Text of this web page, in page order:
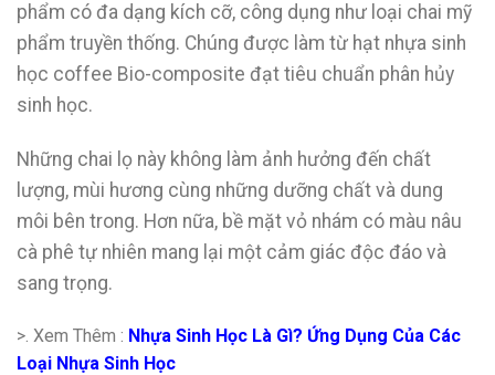
phẩm có đa dạng kích cỡ, công dụng như loại chai mỹ
phẩm truyền thống. Chúng được làm từ hạt nhựa sinh
học coffee Bio-composite đạt tiêu chuẩn phân hủy
sinh học.
Những chai lọ này không làm ảnh hưởng đến chất
lượng, mùi hương cùng những dưỡng chất và dung
môi bên trong. Hơn nữa, bề mặt vỏ nhám có màu nâu
cà phê tự nhiên mang lại một cảm giác độc đáo và
sang trọng.
>. Xem Thêm : Nhựa Sinh Học Là Gì? Ứng Dụng Của Các
Loại Nhựa Sinh Học